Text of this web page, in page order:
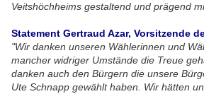
Veitshöchheims gestaltend und prägend
Statement Gertraud Azar, Vorsitzende
"Wir danken unseren Wählerinnen und
mancher widriger Umstände die Treue
danken auch den Bürgern die unsere
Ute Schnapp gewählt haben. Wir hätten